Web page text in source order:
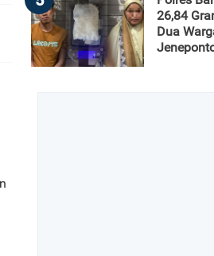
26,84
Dua